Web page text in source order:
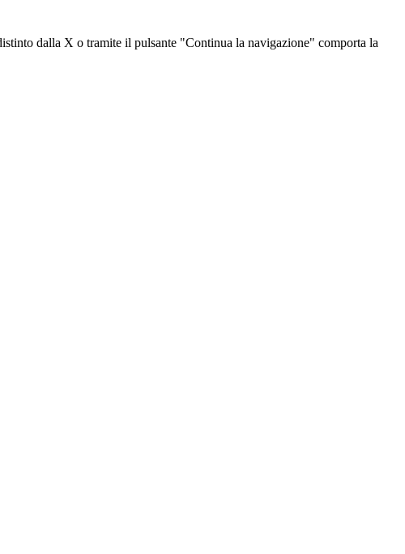
dalla X o tramite il pulsante "Continua la navigazione" comporta la